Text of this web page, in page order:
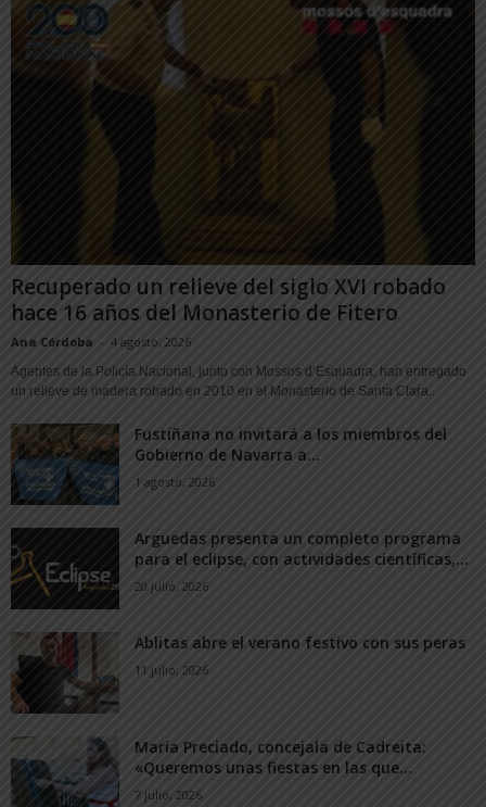
Recuperado un relieve del siglo XVI robado
hace 16 años del Monasterio de Fitero
Ana Córdoba - 4 agosto, 2026
Agentes de la Policía Nacional, junto con Mossos d’Esquadra, han entregado
un relieve de madera robado en 2010 en el Monasterio de Santa Clara...
Fustiñana no invitará a los miembros del
Gobierno de Navarra a...
1 agosto, 2026
Arguedas presenta un completo programa
para el eclipse, con actividades científicas,...
20 julio, 2026
Ablitas abre el verano festivo con sus peras
11 julio, 2026
María Preciado, concejala de Cadreita:
«Queremos unas fiestas en las que...
7 julio, 2026